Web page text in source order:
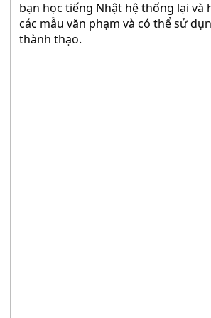
bạn học tiếng Nhật hệ thống lại và
các mẫu văn phạm và có thể sử
thành thạo.